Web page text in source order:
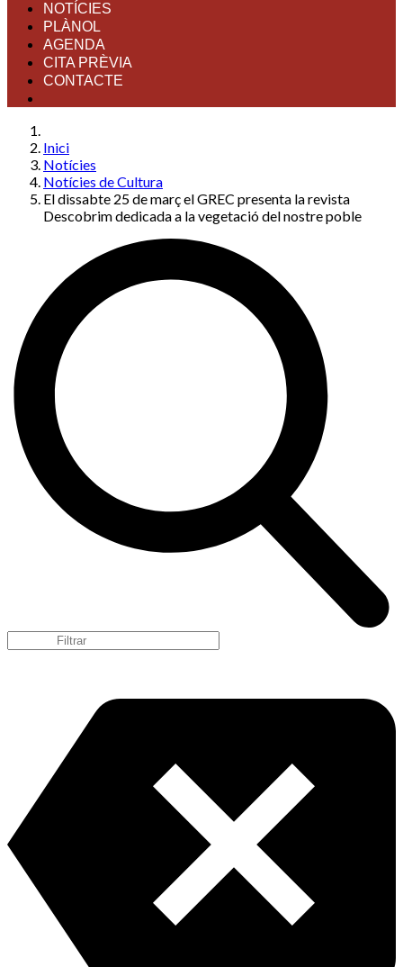
NOTÍCIES
PLÀNOL
AGENDA
CITA PRÈVIA
CONTACTE
Inici
Notícies
Notícies de Cultura
El dissabte 25 de març el GREC presenta la revista
Descobrim dedicada a la vegetació del nostre poble